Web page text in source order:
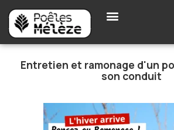
Entretien et ramonage d'un
son conduit